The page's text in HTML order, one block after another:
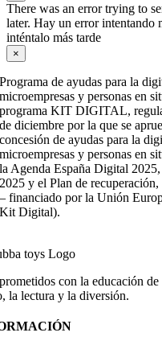
There was an error trying to
later. Hay un error intentando
inténtalo más tarde
×
Programa de ayudas para la
microempresas y personas en
programa KIT DIGITAL,
de diciembre por la que se
concesión de ayudas para la
microempresas y personas en
la Agenda España Digital
2025 y el Plan de
– financiado por la Unión
Kit Digital).
con la educación
la lectura y la diversión.